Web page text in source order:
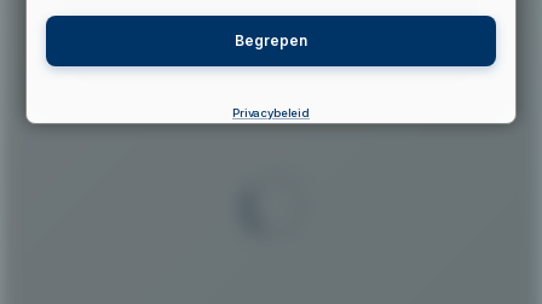
Begrepen
Privacybeleid